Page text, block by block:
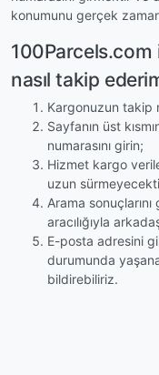
konumunu gerçek
100Parcels.com
nasıl takip
Kargonuzun takip
Sayfanın üst
numarasını girin;
Hizmet kargo
uzun
Arama
aracılığıyla
E-posta adresini
durumunda
bildirebiliriz.